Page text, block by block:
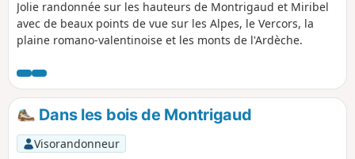
Jolie randonnée sur les hauteurs de Montrigaud et Miribel
avec de beaux points de vue sur les Alpes, le Vercors, la
plaine romano-valentinoise et les monts de l'Ardèche.
Dans les bois de Montrigaud
Visorandonneur